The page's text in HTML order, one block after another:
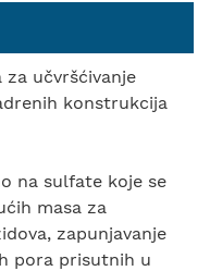
učvršćivanje
konstrukcija
na sulfate koje se
masa za
zapunjavanje
pora prisutnih u